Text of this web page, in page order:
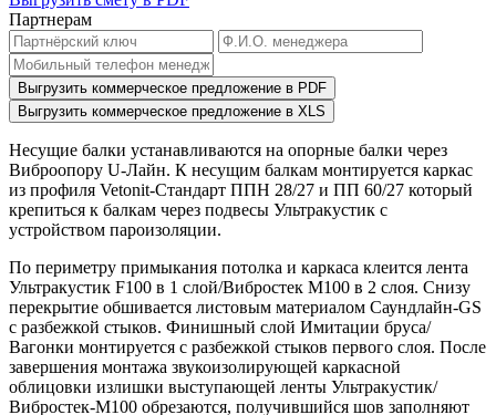
Партнерам
Выгрузить коммерческое предложение в PDF
Выгрузить коммерческое предложение в XLS
Несущие балки устанавливаются на опорные балки через
Виброопору U-Лайн. К несущим балкам монтируется каркас
из профиля Vetonit-Стандарт ППН 28/27 и ПП 60/27 который
крепиться к балкам через подвесы Ультракустик с
устройством пароизоляции.
По периметру примыкания потолка и каркаса клеится лента
Ультракустик F100 в 1 слой/Вибростек М100 в 2 слоя. Снизу
перекрытие обшивается листовым материалом Саундлайн-GS
с разбежкой стыков. Финишный слой Имитации бруса/
Вагонки монтируется с разбежкой стыков первого слоя. После
завершения монтажа звукоизолирующей каркасной
облицовки излишки выступающей ленты Ультракустик/
Вибростек-М100 обрезаются, получившийся шов заполняют